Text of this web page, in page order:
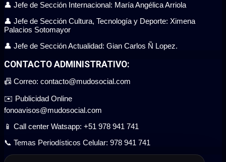
👤 Jefe de Sección Internacional: María Angélica Arriola
👤 Jefe de Sección Cultura, Tecnología y Deporte: Ximena
Palacios Sotomayor
👤 Jefe de Sección Actualidad: Gian Carlos Ñ Lopez.
CONTACTO ADMINISTRATIVO:
📠 Correo: contacto@mudosocial.com
✉️ Publicidad Online
fonoavisos@mudosocial.com
📱 Call center Watsapp: +51 978 941 741
📞 Temas Periodísticos Celular: 978 941 741